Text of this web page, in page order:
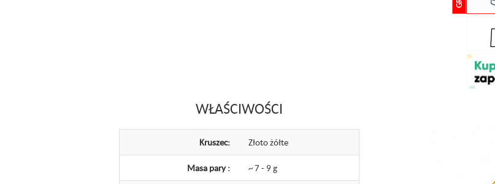
WŁAŚCIWOŚCI
Kruszec: Złoto żółte
Masa pary : ~ 7 - 9 g